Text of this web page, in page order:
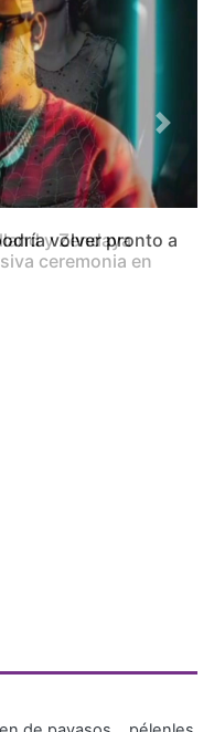
y Zendaya
ceremonia en
Next